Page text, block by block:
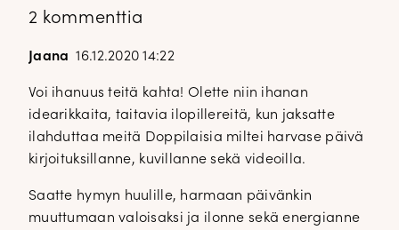
2 kommenttia
Jaana 16.12.2020 14:22
Voi ihanuus teitä kahta! Olette niin ihanan
idearikkaita, taitavia ilopillereitä, kun jaksatte
ilahduttaa meitä Doppilaisia miltei harvase päivä
kirjoituksillanne, kuvillanne sekä videoilla.
Saatte hymyn huulille, harmaan päivänkin
muuttumaan valoisaksi ja ilonne sekä energianne